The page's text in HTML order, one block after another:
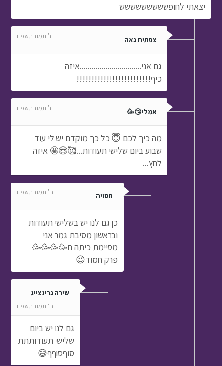
יצאתי לחופששששששששש
צפתית גאה ז' תמוז תשפ"ו
גם אני...............................איזה
כיף!!!!!!!!!!!!!!!!!!!!!!!!!
אמלי😘🥳 ז' תמוז תשפ"ו
מה כיך לכם 😇 כל כך מוקדם יש לי עוד
שבוע ביום שלישי תעודות...🥰😍🤩 איזה
לחץ...
חסויה ח' תמוז תשפ"ו
כן גם לנו יש בשלישי תעודות
ובראשון מסיבת גמר אני
מסיימת כיתה ח🥳🥳🥳🥳
פרק חמוד😉
שירה גרינצייג
ח' תמוז תשפ"ו
גם לנו יש ביום
שלישי תעודותתת
סוףסוףף😅